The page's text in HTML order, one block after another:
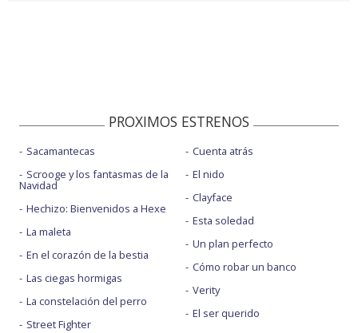
PROXIMOS ESTRENOS
Sacamantecas
Scrooge y los fantasmas de la
Navidad
Hechizo: Bienvenidos a Hexe
La maleta
En el corazón de la bestia
Las ciegas hormigas
La constelación del perro
Street Fighter
Cuenta atrás
El nido
Clayface
Esta soledad
Un plan perfecto
Cómo robar un banco
Verity
El ser querido